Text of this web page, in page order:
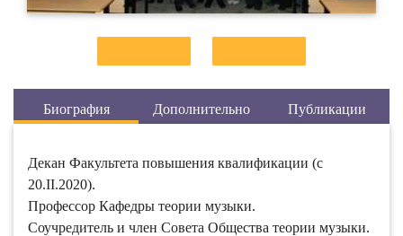
Биография Дополнительно Публикации
Декан Факультета повышения квалификации (с
20.II.2020).
Профессор Кафедры теории музыки.
Соучредитель и член Совета Общества теории музыки.